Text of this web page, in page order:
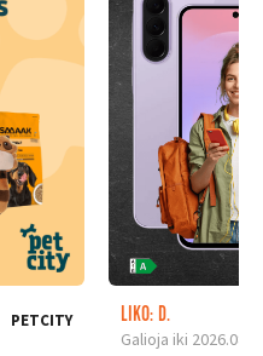
PETCITY
LIKO: D.
Galioja iki